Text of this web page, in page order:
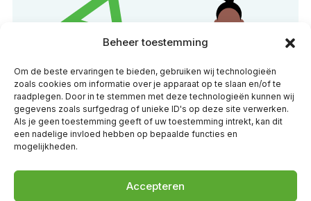
Beheer toestemming
Om de beste ervaringen te bieden, gebruiken wij technologieën
zoals cookies om informatie over je apparaat op te slaan en/of te
raadplegen. Door in te stemmen met deze technologieën kunnen wij
gegevens zoals surfgedrag of unieke ID's op deze site verwerken.
Als je geen toestemming geeft of uw toestemming intrekt, kan dit
een nadelige invloed hebben op bepaalde functies en
mogelijkheden.
Accepteren